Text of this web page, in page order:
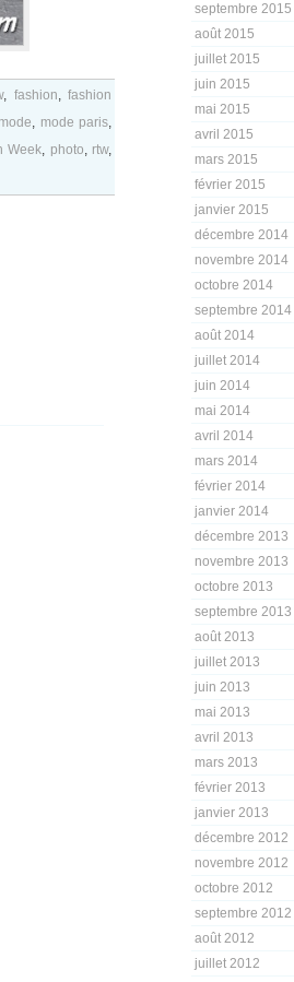
septembre 2015
août 2015
juillet 2015
juin 2015
mai 2015
avril 2015
mars 2015
février 2015
janvier 2015
décembre 2014
novembre 2014
octobre 2014
septembre 2014
août 2014
juillet 2014
juin 2014
mai 2014
avril 2014
mars 2014
février 2014
janvier 2014
décembre 2013
novembre 2013
octobre 2013
septembre 2013
août 2013
juillet 2013
juin 2013
mai 2013
avril 2013
mars 2013
février 2013
janvier 2013
décembre 2012
novembre 2012
octobre 2012
septembre 2012
août 2012
juillet 2012
, fashion,fashion
mode, mode paris,
Week, photo, rtw,